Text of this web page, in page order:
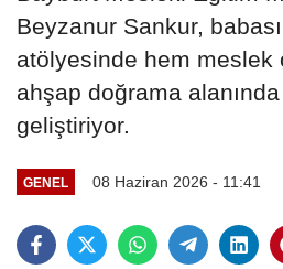
Beyzanur Sankur,
atölyesinde hem meslek
ahşap doğrama
geliştiriyor.
GENEL 08 Haziran 2026 - 11:41